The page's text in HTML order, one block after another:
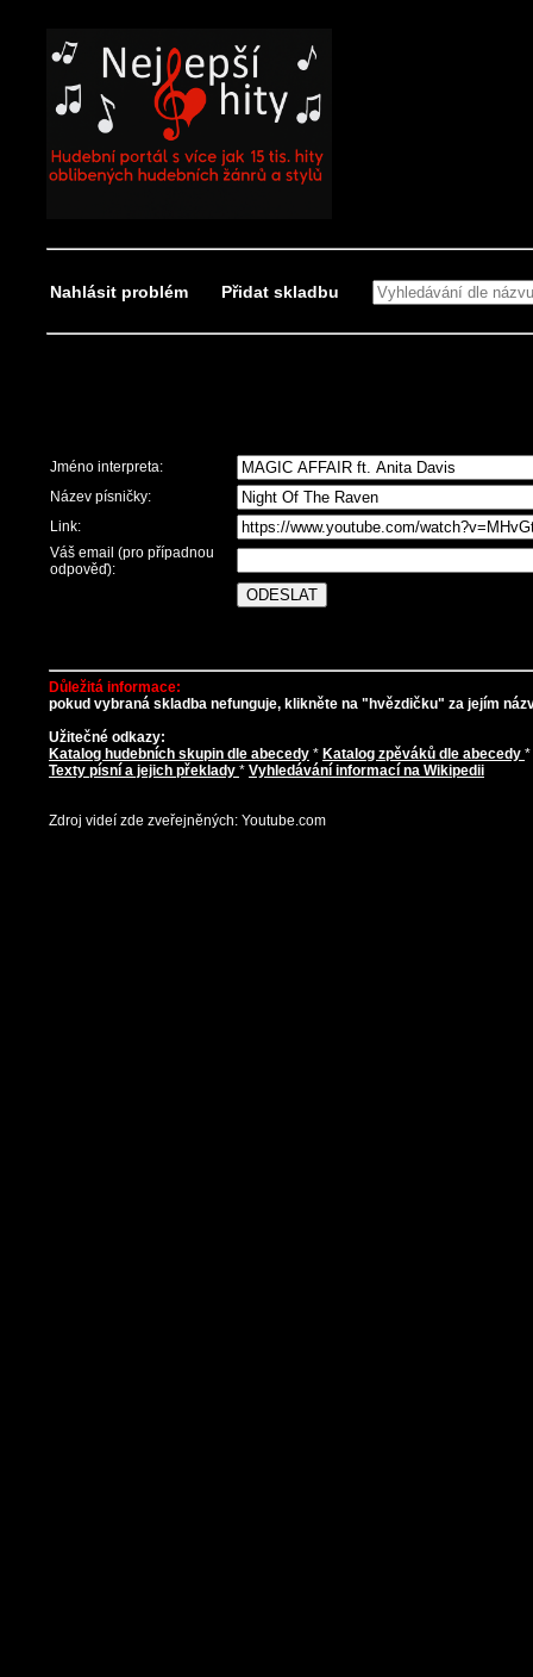
Nahlásit problém Přidat skladbu
Jméno interpreta:
Název písničky:
Link:
Váš email (pro případnou
odpověď):
Důležitá informace:
pokud vybraná skladba nefunguje, klikněte na "hvězdičku" za jejím
Užitečné odkazy:
Katalog hudebních skupin dle abecedy * Katalog zpěváků dle abecedy *
Texty písní a jejich překlady * Vyhledávání informací na Wikipedii
Zdroj videí zde zveřejněných: Youtube.com